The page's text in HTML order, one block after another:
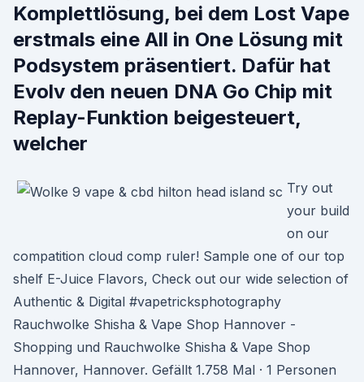
Komplettlösung, bei dem Lost Vape
erstmals eine All in One Lösung mit
Podsystem präsentiert. Dafür hat
Evolv den neuen DNA Go Chip mit
Replay-Funktion beigesteuert,
welcher
Try out
your build
on our
compatition cloud comp ruler! Sample one of our top
shelf E-Juice Flavors, Check out our wide selection of
Authentic & Digital #vapetricksphotography
Rauchwolke Shisha & Vape Shop Hannover -
Shopping und Rauchwolke Shisha & Vape Shop
Hannover, Hannover. Gefällt 1.758 Mal · 1 Personen